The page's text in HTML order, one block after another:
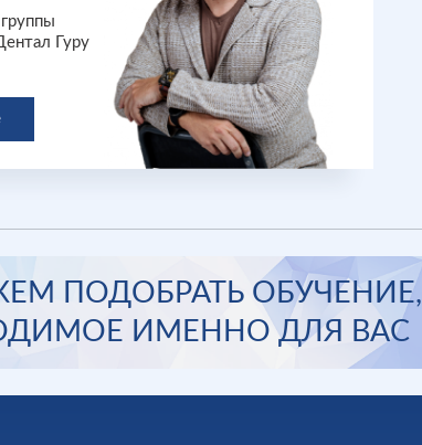
Гуру
ПОДОБРАТЬ ОБУЧЕНИЕ,
ИМЕННО ДЛЯ ВАС